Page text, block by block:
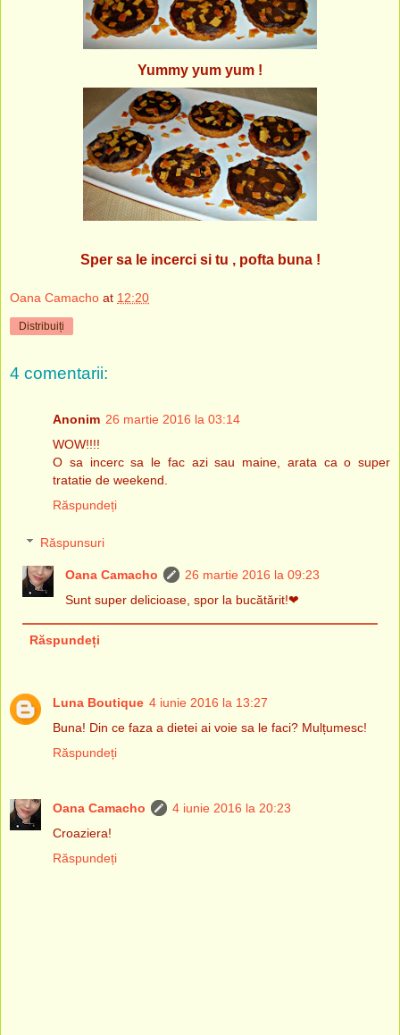
Yummy yum yum !
Sper sa le incerci si tu , pofta buna !
Oana Camacho at 12:20
Distribuiți
4 comentarii:
Anonim 26 martie 2016 la 03:14
WOW!!!!
O sa incerc sa le fac azi sau maine, arata ca o super
tratatie de weekend.
Răspundeți
Răspunsuri
Oana Camacho
26 martie 2016 la 09:23
Sunt super delicioase, spor la bucătărit!❤
Răspundeți
Luna Boutique 4 iunie 2016 la 13:27
Buna! Din ce faza a dietei ai voie sa le faci? Mulțumesc!
Răspundeți
Oana Camacho
4 iunie 2016 la 20:23
Croaziera!
Răspundeți